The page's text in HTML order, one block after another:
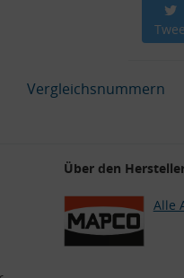
Vergleichsnummern
Über den
Alle